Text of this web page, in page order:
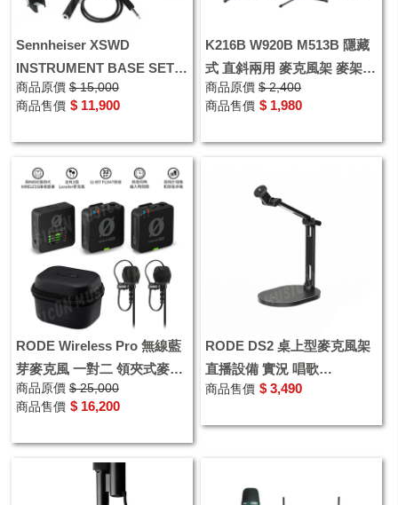
Sennheiser XSWD
INSTRUMENT BASE SET
無線導線組 XSW-D 6.3用
商品原價 $ 15,000
商品售價 $ 11,900
K216B W920B M513B 隱藏
式 直斜兩用 麥克風架 麥架
桌上型麥克風架 榮獲多國專
利
商品原價 $ 2,400
商品售價 $ 1,980
RODE Wireless Pro 無線藍
芽麥克風 一對二 領夾式麥克
風 腰掛式 錄製 直播 公司貨
商品原價 $ 25,000
商品售價 $ 16,200
RODE DS2 桌上型麥克風架
直播設備 實況 唱歌
PODCAST
商品售價 $ 3,490